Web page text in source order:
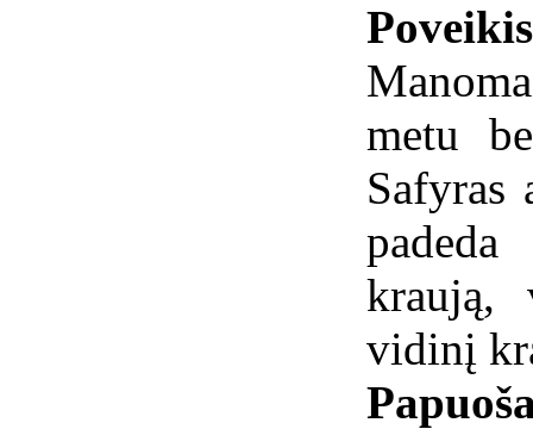
metu
Safyras
kraują,
vidinį